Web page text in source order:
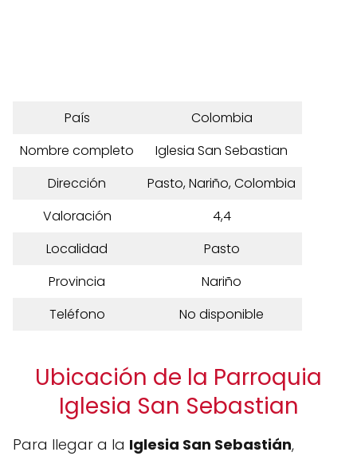
País
Colombia
Nombre completo
Iglesia San Sebastian
Dirección
Pasto, Nariño, Colombia
Valoración
4,4
Localidad
Pasto
Provincia
Nariño
Teléfono
No disponible
Ubicación de la Parroquia
Iglesia San Sebastian
Para llegar a la Iglesia San Sebastián,